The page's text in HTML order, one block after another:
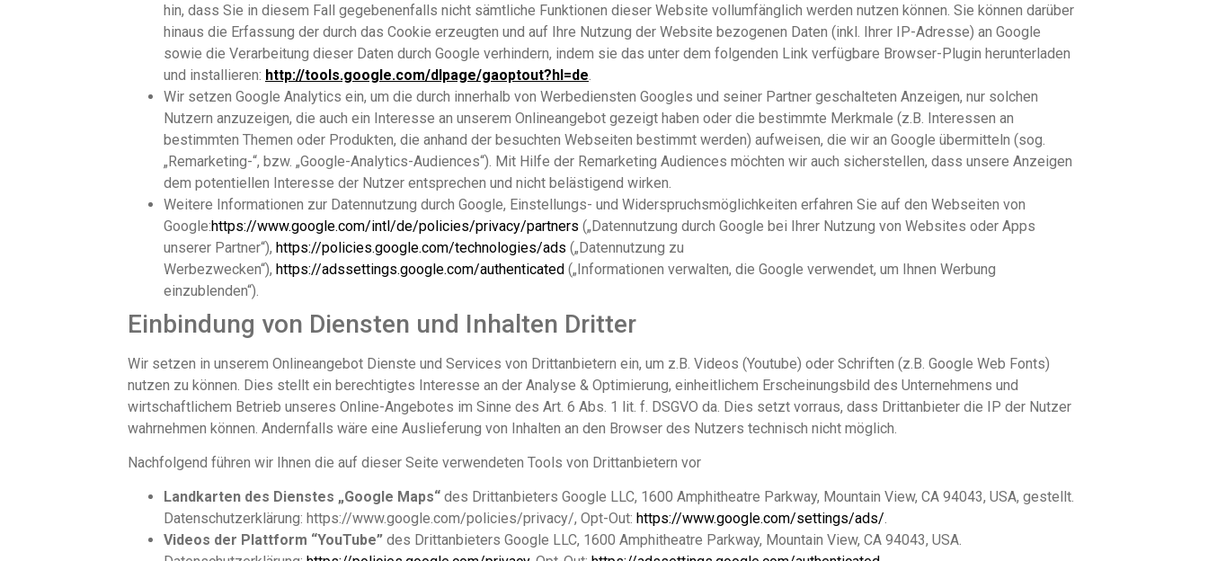
hin, dass Sie in diesem Fall gegebenenfalls nicht sämtliche Funktionen dieser Website vollumfänglich werden nutzen können. Sie können darüber
hinaus die Erfassung der durch das Cookie erzeugten und auf Ihre Nutzung der Website bezogenen Daten (inkl. Ihrer IP-Adresse) an Google
sowie die Verarbeitung dieser Daten durch Google verhindern, indem sie das unter dem folgenden Link verfügbare Browser-Plugin herunterladen
und installieren: http://tools.google.com/dlpage/gaoptout?hl=de
Wir setzen Google Analytics ein, um die durch innerhalb von Werbediensten Googles und seiner Partner geschalteten Anzeigen, nur solchen
Nutzern anzuzeigen, die auch ein Interesse an unserem Onlineangebot gezeigt haben oder die bestimmte Merkmale (z.B. Interessen an
bestimmten Themen oder Produkten, die anhand der besuchten Webseiten bestimmt werden) aufweisen, die wir an Google übermitteln (sog.
„Remarketing-“, bzw. „Google-Analytics-Audiences“). Mit Hilfe der Remarketing Audiences möchten wir auch sicherstellen, dass unsere Anzeigen
dem potentiellen Interesse der Nutzer entsprechen und nicht belästigend wirken.
Weitere Informationen zur Datennutzung durch Google, Einstellungs- und Widerspruchsmöglichkeiten erfahren Sie auf den Webseiten von
Google:https://www.google.com/intl/de/policies/privacy/partners („Datennutzung durch Google bei Ihrer Nutzung von Websites oder Apps
unserer Partner“), https://policies.google.com/technologies/ads („Datennutzung zu
Werbezwecken“), https://adssettings.google.com/authenticated („Informationen verwalten, die Google verwendet, um Ihnen Werbung
einzublenden“).
Einbindung von Diensten und Inhalten Dritter
Wir setzen in unserem Onlineangebot Dienste und Services von Drittanbietern ein, um z.B. Videos (Youtube) oder Schriften (z.B. Google Web Fonts)
nutzen zu können. Dies stellt ein berechtigtes Interesse an der Analyse & Optimierung, einheitlichem Erscheinungsbild des Unternehmens und
wirtschaftlichem Betrieb unseres Online-Angebotes im Sinne des Art. 6 Abs. 1 lit. f. DSGVO da. Dies setzt vorraus, dass Drittanbieter die IP der Nutzer
wahrnehmen können. Andernfalls wäre eine Auslieferung von Inhalten an den Browser des Nutzers technisch nicht möglich.
Nachfolgend führen wir Ihnen die auf dieser Seite verwendeten Tools von Drittanbietern vor
Landkarten des Dienstes „Google Maps“ des Drittanbieters Google LLC, 1600 Amphitheatre Parkway, Mountain View, CA 94043, USA, gestellt.
Datenschutzerklärung: https://www.google.com/policies/privacy/, Opt-Out: https://www.google.com/settings/ads/.
Videos der Plattform “YouTube” des Drittanbieters Google LLC, 1600 Amphitheatre Parkway, Mountain View, CA 94043, USA.